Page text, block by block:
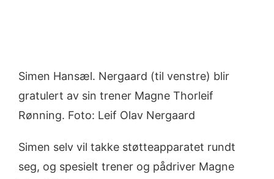
Simen Hansæl. Nergaard (til venstre) blir
gratulert av sin trener Magne Thorleif
Rønning. Foto: Leif Olav Nergaard
Simen selv vil takke støtteapparatet rundt
seg, og spesielt trener og pådriver Magne